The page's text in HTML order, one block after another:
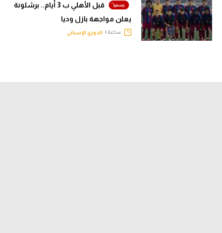
قبل الأهلي ب 3 أيام.. برشلونة
يعلن مواجهة بازل وديا
ساعة | الدوري الإسباني